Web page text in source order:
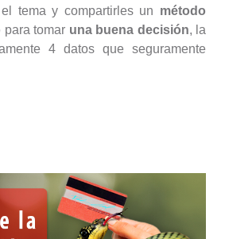
tema y compartirles un método
para tomar una buena decisión, la
4 datos que seguramente